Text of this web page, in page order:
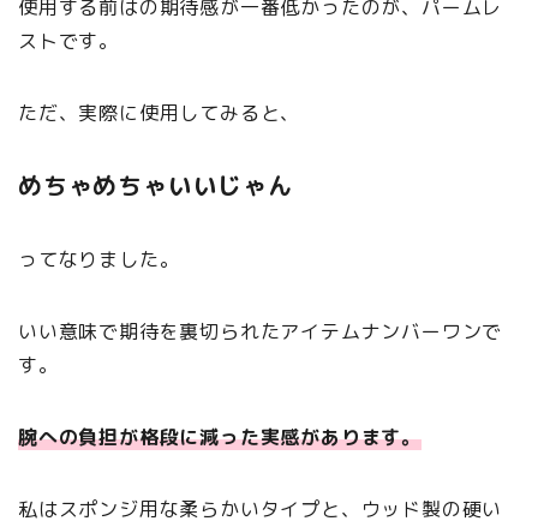
使用する前はの期待感が一番低かったのが、パームレ
ストです。
ただ、実際に使用してみると、
めちゃめちゃいいじゃん
ってなりました。
いい意味で期待を裏切られたアイテムナンバーワンで
す。
腕への負担が格段に減った実感があります。
私はスポンジ用な柔らかいタイプと、ウッド製の硬い